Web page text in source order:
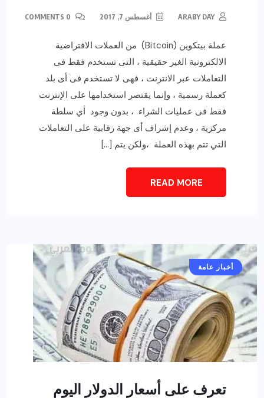
ARABY DAY أغسطس 7, 2017
عملة بيتكوين (Bitcoin) من العملات الافتراضية
الالكترونية الغير حقيقية ، التى تستخدم فقط فى
التعاملات عبر الانترنت ، فهى لا تستخدم فى أى بلد
كعملة رسمية ، وإنما يقتصر استخدامها على الإنترنت
فقط فى عمليات الشراء ، بدون وجود أي سلطة
مركزية ، وعدم إشراف أى جهة رقابية على التعاملات
التي تتم بهذه العملة ،ولكن يتم […]
READ MORE
أخبار عامة
تعرف على أسعار الدولار اليوم